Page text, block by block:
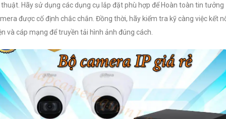
thuật. Hãy sử dụng các dụng cụ lắp đặt phù hợp để Hoàn toàn tin tưởng
được cố định chắc chắn. Đồng thời, hãy kiểm tra kỹ càng việc kết
và cáp mạng để truyền tải hình ảnh đúng cách.